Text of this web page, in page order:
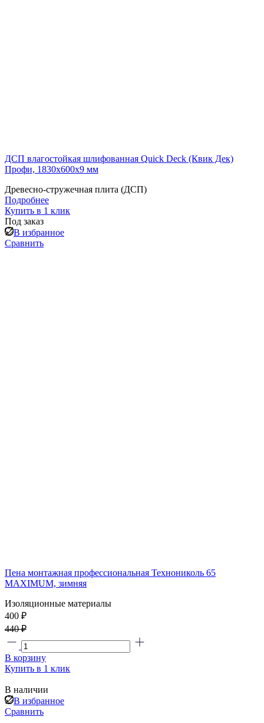
ДСП влагостойкая шлифованная Quick Deck (Квик Дек)
Профи, 1830x600x9 мм
Древесно-стружечная плита (ДСП)
Подробнее
Купить в 1 клик
Под заказ
В избранное
Сравнить
Пена монтажная профессиональная Технониколь 65
MAXIMUM, зимняя
Изоляционные материалы
400 ₽
440 ₽
В корзину
Купить в 1 клик
В наличии
В избранное
Сравнить